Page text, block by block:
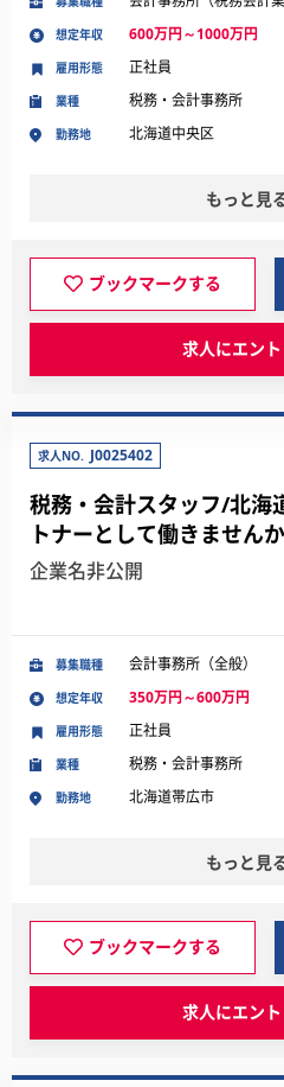
想定年収 600万円～1000万円
業種 税務・会計事務所
勤務地 北海道中央区
雇用形態 正社員
もっと見
ブックマークする
求人にエン
求人NO. J0025402
税務・会計スタッフ/北海
トナーとして働きませんか
企業名非公開
募集職種 会計事務所（全般）
想定年収 350万円～600万円
業種 税務・会計事務所
勤務地 北海道帯広市
雇用形態 正社員
もっと見
ブックマークする
求人にエン